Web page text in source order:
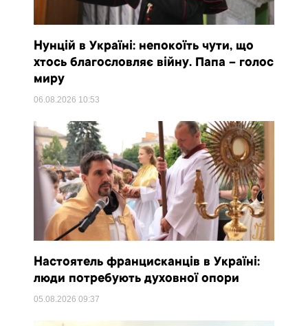
Нунцій в Україні: непокоїть чути, що
хтось благословляє війну. Папа – голос
миру
06.08.2026 10:53
Настоятель францисканців в Україні:
люди потребують духовної опори
05.08.202609:37